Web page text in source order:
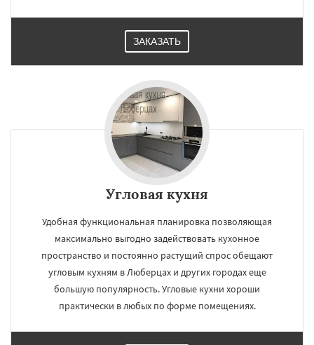
ЗАКАЗАТЬ
Угловая кухня
Удобная функциональная планировка позволяющая
максимально выгодно задействовать кухонное
пространство и постоянно растущий спрос обещают
угловым кухням в Люберцах и других городах еще
большую популярность. Угловые кухни хороши
практически в любых по форме помещениях.